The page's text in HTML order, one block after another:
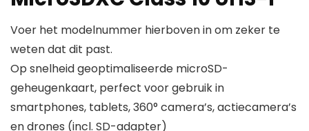
Voer het modelnummer hierboven in om zeker te
weten dat dit past.
Op snelheid geoptimaliseerde microSD-
geheugenkaart, perfect voor gebruik in
smartphones, tablets, 360° camera’s, actiecamera’s
en drones (incl. SD-adapter)